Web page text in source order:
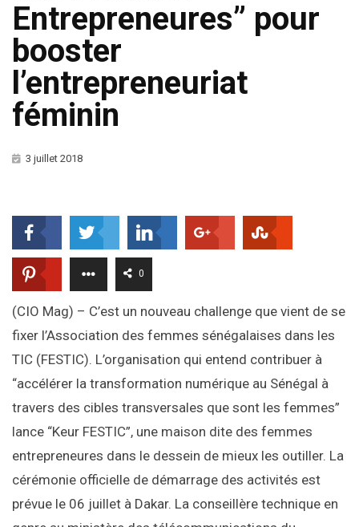
Entrepreneures” pour
booster
l’entrepreneuriat
féminin
3 juillet 2018
0
(CIO Mag) – C’est un nouveau challenge que vient de se
fixer l’Association des femmes sénégalaises dans les
TIC (FESTIC). L’organisation qui entend contribuer à
“accélérer la transformation numérique au Sénégal à
travers des cibles transversales que sont les femmes”
lance “Keur FESTIC”, une maison dite des femmes
entrepreneures dans le dessein de mieux les outiller. La
cérémonie officielle de démarrage des activités est
prévue le 06 juillet à Dakar. La conseillère technique en